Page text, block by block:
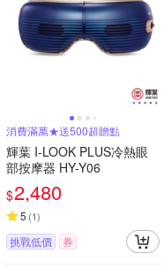
消費滿萬★送500超贈點
輝葉 I-LOOK PLUS冷熱眼
部按摩器 HY-Y06
$2,480
5 (1)
挑戰低價 券